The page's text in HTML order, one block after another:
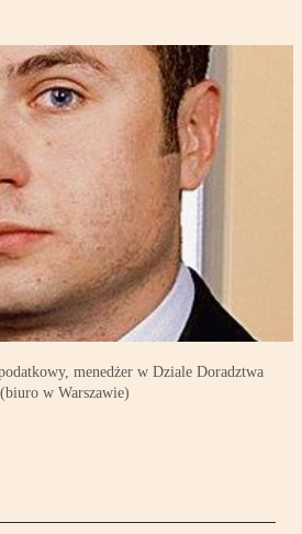
menedżer w Dziale Doradztwa
w Warszawie)